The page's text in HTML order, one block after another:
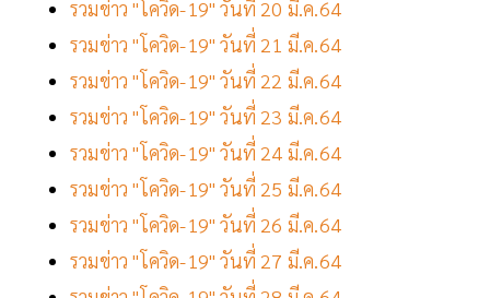
รวมข่าว "โควิด-19" วันที่ 20 มี.ค.64
รวมข่าว "โควิด-19" วันที่ 21 มี.ค.64
รวมข่าว "โควิด-19" วันที่ 22 มี.ค.64
รวมข่าว "โควิด-19" วันที่ 23 มี.ค.64
รวมข่าว "โควิด-19" วันที่ 24 มี.ค.64
รวมข่าว "โควิด-19" วันที่ 25 มี.ค.64
รวมข่าว "โควิด-19" วันที่ 26 มี.ค.64
รวมข่าว "โควิด-19" วันที่ 27 มี.ค.64